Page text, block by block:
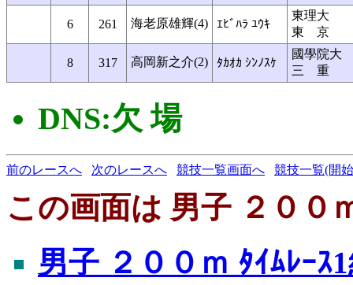
6 261 海老原雄輝(4) ｴﾋﾞﾊﾗ ﾕｳｷ
東理大
東 京
8 317 高岡新之介(2) ﾀｶｵｶ ｼﾝﾉｽｹ
國學院大
三 重
DNS:欠 場
前のレースへ 次のレースへ 競技一覧画面へ 競技一覧(開
この画面は 男子 ２００
男子 ２００ｍ ﾀｲﾑﾚｰｽ